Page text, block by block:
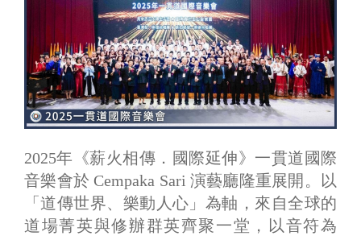
2025年《薪火相傳．國際延伸》一貫道國際
音樂會於 Cempaka Sari 演藝廳隆重展開。以
「道傳世界、樂動人心」為軸，來自全球的
道場菁英與修辦群英齊聚一堂，以音符為